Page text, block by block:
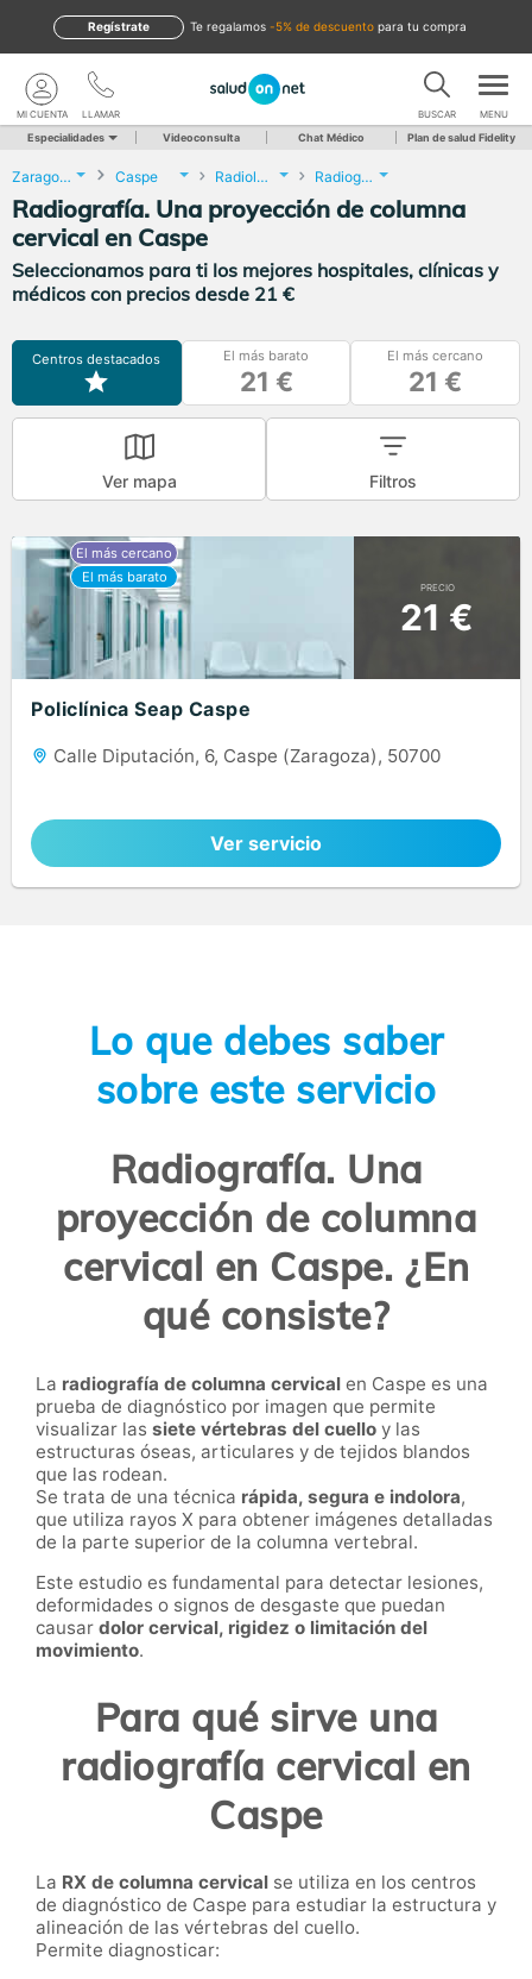
te regalamos -5% de descuento para tu compra
Regístrate
LLAMAR
MI CUENTA BUSCAR MENU
Especialidades Videoconsulta Chat Médico Plan de salud Fidelity
Zaragoza Caspe Radiología Radiografía. Una proyección de columna cervical
Radiografía. Una proyección de columna
cervical en Caspe
Seleccionamos para ti los mejores hospitales, clínicas y
médicos con precios desde 21 €
Centros destacados El más barato
21 €
El más cercano
21 €
Ver mapa Filtros
PRECIO
21 €
Policlínica Seap Caspe
Calle Diputación, 6, Caspe (Zaragoza), 50700
Ver servicio
Lo que debes saber
sobre este servicio
Radiografía. Una
proyección de columna
cervical en Caspe. ¿En
qué consiste?
La radiografía de columna cervical en Caspe es una
prueba de diagnóstico por imagen que permite
visualizar las siete vértebras del cuello y las
estructuras óseas, articulares y de tejidos blandos
que las rodean.
Se trata de una técnica rápida, segura e indolora,
que utiliza rayos X para obtener imágenes detalladas
de la parte superior de la columna vertebral.
Este estudio es fundamental para detectar lesiones,
deformidades o signos de desgaste que puedan
causar dolor cervical, rigidez o limitación del
movimiento.
Para qué sirve una
radiografía cervical en
Caspe
La RX de columna cervical se utiliza en los centros
de diagnóstico de Caspe para estudiar la estructura y
alineación de las vértebras del cuello.
Permite diagnosticar: